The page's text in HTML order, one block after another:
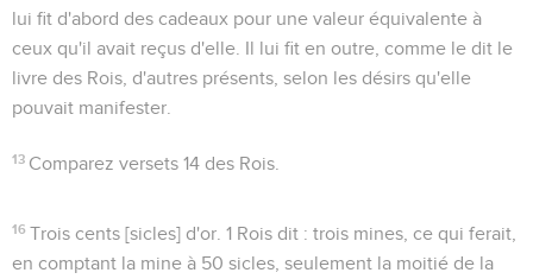
lui fit d'abord des cadeaux pour une valeur équivalente à
ceux qu'il avait reçus d'elle. Il lui fit en outre, comme le dit le
livre des Rois, d'autres présents, selon les désirs qu'elle
pouvait manifester.
13 Comparez versets 14 des Rois.
16 Trois cents [sicles] d'or . 1 Rois dit :trois mines , ce qui ferait,
en comptant la mine à 50 sicles, seulement la moitié de la